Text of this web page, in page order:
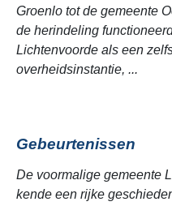
Groenlo tot de gemeente
de herindeling
Lichtenvoorde als een
overheidsinstantie, ...
Gebeurtenissen
De voormalige gemeente
kende een rijke